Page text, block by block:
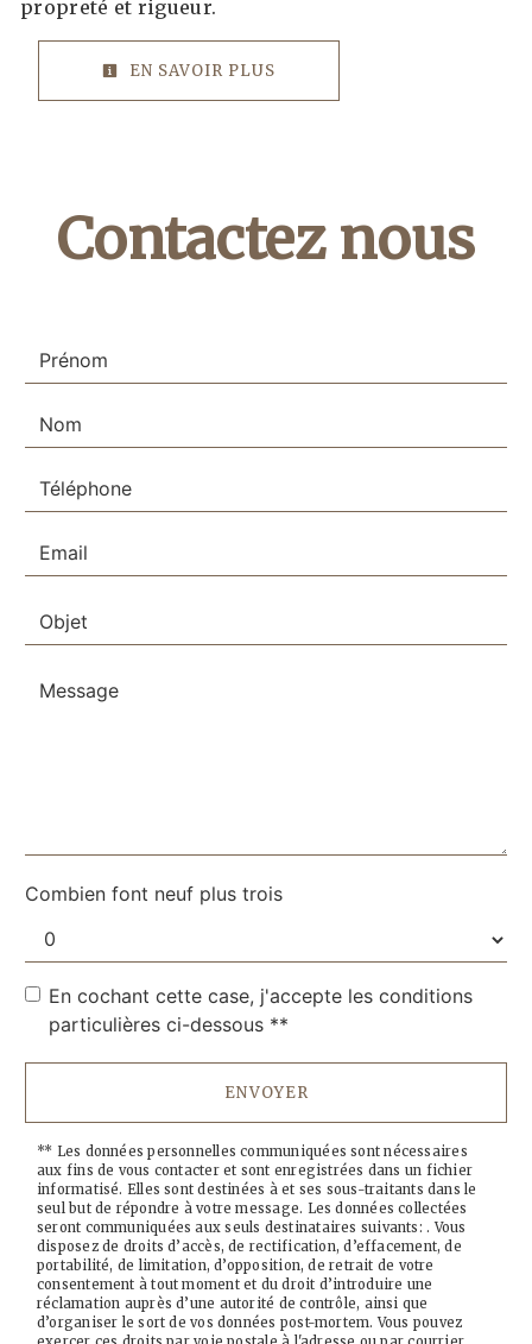
propreté et rigueur.
EN SAVOIR PLUS
Contactez nous
Combien font neuf plus trois
En cochant cette case, j'accepte les conditions
particulières ci-dessous **
ENVOYER
** Les données personnelles communiquées sont nécessaires
aux fins de vous contacter et sont enregistrées dans un fichier
informatisé. Elles sont destinées à et ses sous-traitants dans le
seul but de répondre à votre message. Les données collectées
seront communiquées aux seuls destinataires suivants: . Vous
disposez de droits d’accès, de rectification, d’effacement, de
portabilité, de limitation, d’opposition, de retrait de votre
consentement à tout moment et du droit d’introduire une
réclamation auprès d’une autorité de contrôle, ainsi que
d’organiser le sort de vos données post-mortem. Vous pouvez